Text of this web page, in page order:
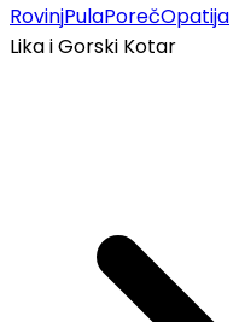
RovinjPulaPorečOpatija
Lika i Gorski Kotar